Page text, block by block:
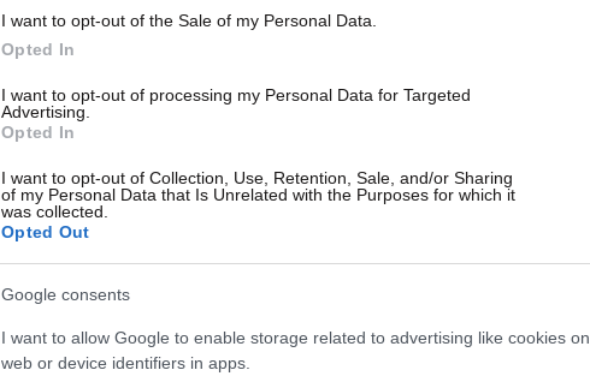
I want to opt-out of the Sale of my Personal Data.
Opted In
I want to opt-out of processing my Personal Data for Targeted
Advertising.
Opted In
I want to opt-out of Collection, Use, Retention, Sale, and/or Sharing
of my Personal Data that Is Unrelated with the Purposes for which it
was collected.
Opted Out
Google consents
I want to allow Google to enable storage related to advertising like cookies on
web or device identifiers in apps.